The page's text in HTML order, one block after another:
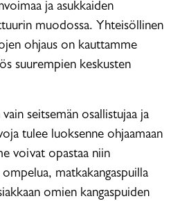
ja asukkaiden
muodossa. Yhteisöllinen
ohjaus on kauttamme
suurempien keskusten
seitsemän osallistujaa ja
tulee luoksenne ohjaamaan
voivat opastaa niin
matkakangaspuilla
omien kangaspuiden